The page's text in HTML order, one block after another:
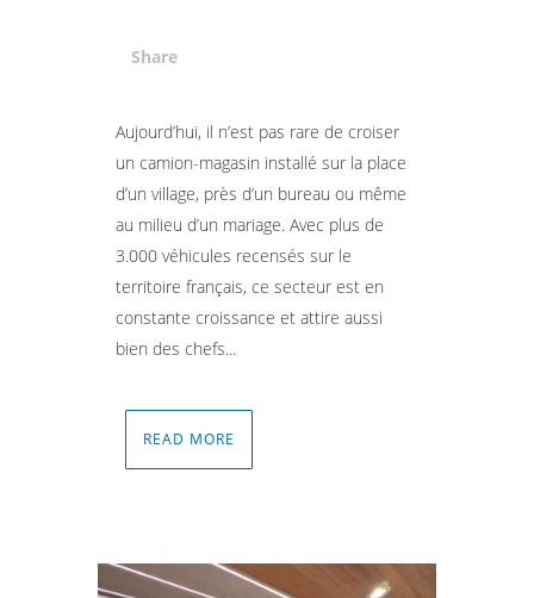
Share
Attiva comando
Aujourd’hui, il n’est pas rare de croiser
un camion-magasin installé sur la place
d’un village, près d’un bureau ou même
au milieu d’un mariage. Avec plus de
3.000 véhicules recensés sur le
territoire français, ce secteur est en
constante croissance et attire aussi
bien des chefs...
READ MORE